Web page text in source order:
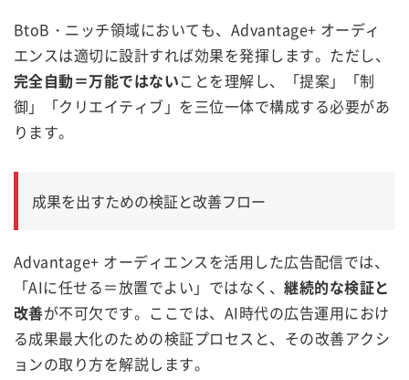
BtoB・ニッチ領域においても、Advantage+ オーディ
エンスは適切に設計すれば効果を発揮します。ただし、
完全自動＝万能ではないことを理解し、「提案」「制
御」「クリエイティブ」を三位一体で構成する必要があ
ります。
成果を出すための検証と改善フロー
Advantage+ オーディエンスを活用した広告配信では、
「AIに任せる＝放置でよい」ではなく、継続的な検証と
改善が不可欠です。ここでは、AI時代の広告運用におけ
る成果最大化のための検証プロセスと、その改善アクシ
ョンの取り方を解説します。